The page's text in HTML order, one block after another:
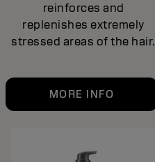
reinforces and
replenishes extremely
stressed areas of the hair.
MORE INFO